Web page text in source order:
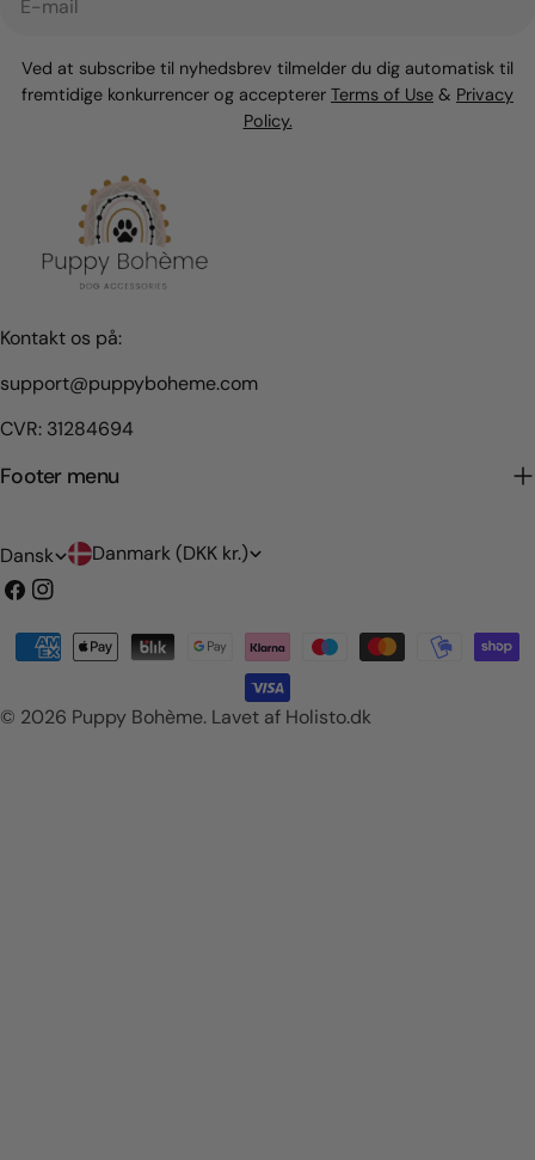
Kontakt os på:
support@puppyboheme.com
CVR: 31284694
Ved at subscribe til nyhedsbrev tilmelder du dig automatisk til
fremtidige konkurrencer og accepterer Terms of Use & Privacy
Policy.
Footer menu
S
p
g
Dansk L
n
d
/
Danmark (DKK kr.)
Facebook
Instagram
© 2026 Puppy Bohème. Lavet af Holisto.dk
Betalingsmetoder